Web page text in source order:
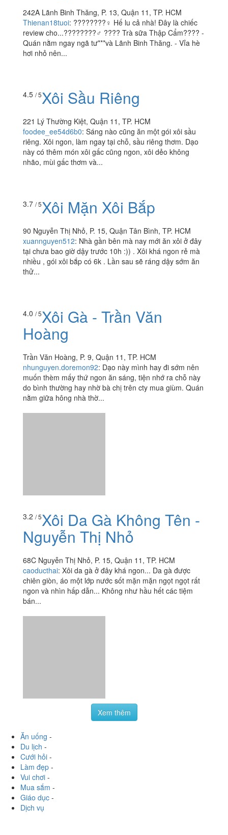
242A Lãnh Binh Thăng, P. 13, Quận 11, TP. HCM
Thienan18tuoi: ????????‍♀️ Hế lu cả nhà! Đây là chiếc
review cho...????????‍♂️ ???? Trà sữa Thập Cẩm???? -
Quán nằm ngay ngã tư***và Lãnh Binh Thăng. - Vỉa hè
hơi nhỏ nên...
4.5/ 5 Xôi Sầu Riêng
221 Lý Thường Kiệt, Quận 11, TP. HCM
này có thêm món xôi gấc cũng ngon, xôi dẻo không
nhão, mùi gấc thơm và...
3.7/ 5Xôi Mặn Xôi Bắp
90 Nguyễn Thị Nhỏ, P. 15, Quận Tân Bình, TP. HCM
nhiều , gói xôi bắp có 6k . Lần sau sẽ ráng dậy sớm ăn
thử...
4.0/ 5Xôi Gà - Trần Văn
Hoàng
Trần Văn Hoàng, P. 9, Quận 11, TP. HCM
nhunguyen.doremon92:Dạo này mình hay đi sớm nên
68C Nguyễn Thị Nhỏ, P. 15, Quận 11, TP. HCM
caoducthai:Xôi da gà ở đây khá ngon... Da gà được
chiên giòn, áo một lớp nước sốt mặn mặn ngọt ngọt rất
ngon và nhìn hấp dẫn... Không như hầu hết các tiệm
bán...
Làm đẹp -
Vui chơi-
Mua sắm-
Giáo dục -
Dịch vụ